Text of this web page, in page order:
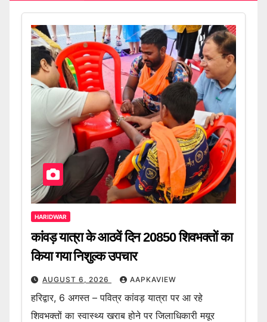
HARIDWAR
कांवड़ यात्रा के आठवें दिन 20850 शिवभक्तों का
किया गया निशुल्क उपचार
AUGUST 6, 2026 AAPKAVIEW
हरिद्वार, 6 अगस्त – पवित्र कांवड़ यात्रा पर आ रहे
शिवभक्तों का स्वास्थ्य खराब होने पर जिलाधिकारी मयूर